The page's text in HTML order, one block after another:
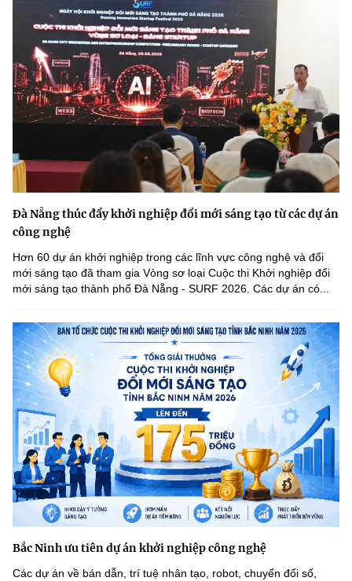
Đà Nẵng thúc đẩy khởi nghiệp đổi mới sáng tạo từ các dự án
công nghệ
Hơn 60 dự án khởi nghiệp trong các lĩnh vực công nghệ và đổi
mới sáng tạo đã tham gia Vòng sơ loại Cuộc thi Khởi nghiệp đổi
mới sáng tạo thành phố Đà Nẵng - SURF 2026. Các dự án có...
Bắc Ninh ưu tiên dự án khởi nghiệp công nghệ
Các dự án về bán dẫn, trí tuệ nhân tạo, robot, chuyển đổi số,